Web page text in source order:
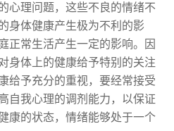
心理问题，这些不良的情绪不
身体健康产生极为不利的影
正常生活产生一定的影响。因
身体上的健康给予特别的关注
给予充分的重视，要经常接受
自我心理的调剂能力，以保证
康的状态，情绪能够处于一个